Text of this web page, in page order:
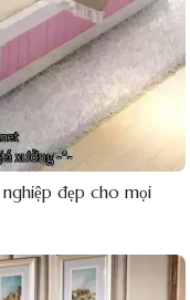
đẹp cho mọi